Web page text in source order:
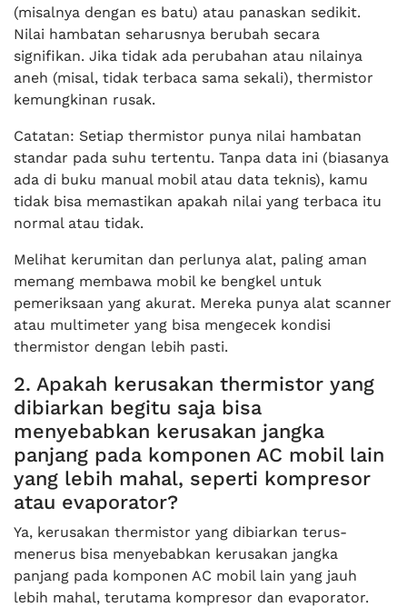
(misalnya dengan es batu) atau panaskan sedikit.
Nilai hambatan seharusnya berubah secara
signifikan. Jika tidak ada perubahan atau nilainya
aneh (misal, tidak terbaca sama sekali), thermistor
kemungkinan rusak.
Catatan: Setiap thermistor punya nilai hambatan
standar pada suhu tertentu. Tanpa data ini (biasanya
ada di buku manual mobil atau data teknis), kamu
tidak bisa memastikan apakah nilai yang terbaca itu
normal atau tidak.
Melihat kerumitan dan perlunya alat, paling aman
memang membawa mobil ke bengkel untuk
pemeriksaan yang akurat. Mereka punya alat scanner
atau multimeter yang bisa mengecek kondisi
thermistor dengan lebih pasti.
2. Apakah kerusakan thermistor yang
dibiarkan begitu saja bisa
menyebabkan kerusakan jangka
panjang pada komponen AC mobil lain
yang lebih mahal, seperti kompresor
atau evaporator?
Ya, kerusakan thermistor yang dibiarkan terus-
menerus bisa menyebabkan kerusakan jangka
panjang pada komponen AC mobil lain yang jauh
lebih mahal, terutama kompresor dan evaporator.